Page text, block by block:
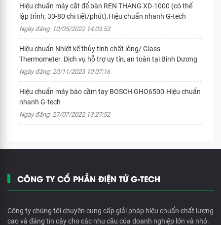
Hiệu chuẩn máy cắt để bàn REN THANG XD-1000 (có thể
lập trình; 30-80 chi tiết/phút).Hiệu chuẩn nhanh G-tech
Ngày đăng: 10/05/2022 14:03:53
Hiệu chuẩn Nhiệt kế thủy tinh chất lỏng/ Glass
Thermometer. Dịch vụ hỗ trợ uy tín, an toàn tại Bình Dương
Ngày đăng: 20/11/2023 10:07:16
Hiệu chuẩn máy bào cầm tay BOSCH GHO6500.Hiệu chuẩn
nhanh G-tech
Ngày đăng: 27/07/2022 13:27:52
CÔNG TY CỔ PHẦN ĐIỆN TỬ G-TECH
Công ty chúng tôi chuyên cung cấp giải pháp hiệu chuẩn chất lượng
cao và đáng tin cậy cho các nhu cầu của doanh nghiệp lớn và nhỏ.